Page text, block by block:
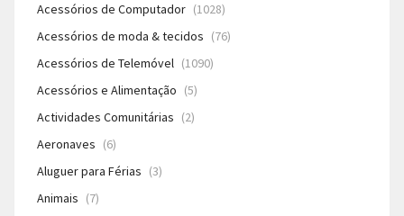
Acessórios de Computador (1028)
Acessórios de moda & tecidos (76)
Acessórios de Telemóvel (1090)
Acessórios e Alimentação (5)
Actividades Comunitárias (2)
Aeronaves (6)
Aluguer para Férias (3)
Animais (7)